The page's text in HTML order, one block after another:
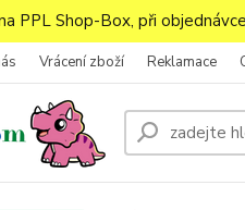
PPL Shop-Box, při
Vrácení zboží Reklamace